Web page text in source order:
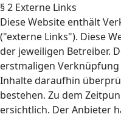
§ 2 Externe Links
Diese Website enthält
("externe Links"). Diese
der jeweiligen Betreiber.
erstmaligen
Inhalte daraufhin
bestehen. Zu dem
ersichtlich. Der Anbieter